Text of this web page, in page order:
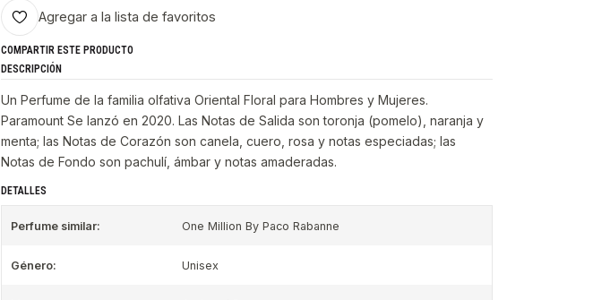
Agregar a la lista de favoritos
COMPARTIR ESTE PRODUCTO
DESCRIPCIÓN
Un Perfume de la familia olfativa Oriental Floral para Hombres y Mujeres.
Paramount Se lanzó en 2020. Las Notas de Salida son toronja (pomelo), naranja y
menta; las Notas de Corazón son canela, cuero, rosa y notas especiadas; las
Notas de Fondo son pachulí, ámbar y notas amaderadas.
DETALLES
Perfume similar: One Million By Paco Rabanne
Género: Unisex